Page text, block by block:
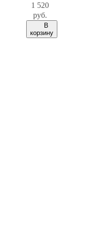
1 520
руб.
В
корзину